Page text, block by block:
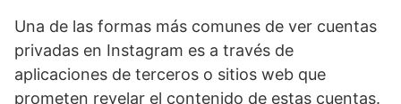
Una de las formas más comunes de ver cuentas
privadas en Instagram es a través de
aplicaciones‌ de terceros o sitios web que
prometen revelar el contenido de estas cuentas.